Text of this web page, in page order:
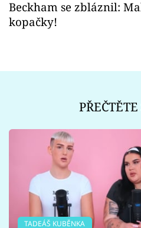
Beckham se zbláznil:
kopačky!
TADEÁŠ KUBĚNKA